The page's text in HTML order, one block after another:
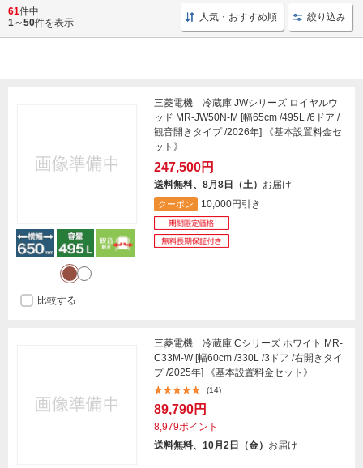
冷蔵庫 基本設置料金セット 冷蔵庫 右開き 冷蔵庫
61件中
1～50件を表示 人気・おすすめ順 絞り込み
三菱電機 冷蔵庫 JWシリーズ ロイヤルウ
ッド MR-JW50N-M [幅65cm /495L /6ドア /
観音開きタイプ /2026年] 《基本設置料金セ
ット》
247,500円
送料無料、8月8日（土） お届け
クーポン 10,000円引き
比較する
三菱電機 冷蔵庫 Cシリーズ ホワイト MR-
C33M-W [幅60cm /330L /3ドア /右開きタイ
プ /2025年] 《基本設置料金セット》
(14)
89,790円
8,979ポイント
送料無料、10月2日（金） お届け